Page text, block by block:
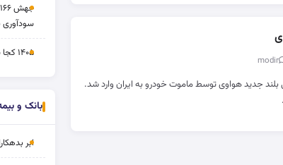
بلند جدید هواوی توسط ماموت خودرو به ایران وارد شد.
۱۴۰۵ کجا سرمایه‌گذاری کنیم؟
بانک و
ابر